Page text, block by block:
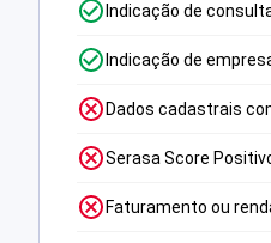
Indicação de
Indicação de
Dados cadastrais
Serasa Score
Faturamento ou